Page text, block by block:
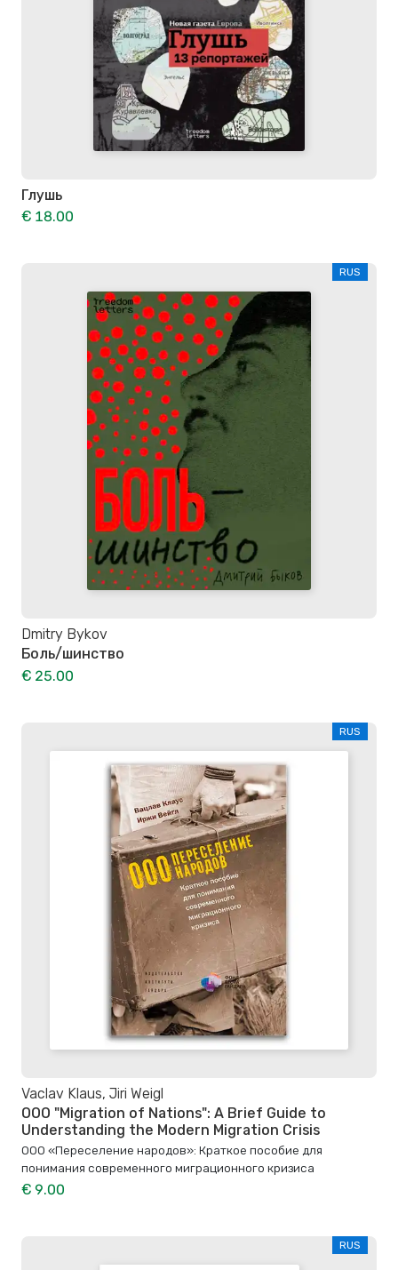
Глушь
€ 18.00
RUS
Dmitry Bykov
Боль/шинство
€ 25.00
RUS
Vaclav Klaus, Jiri Weigl
OOO "Migration of Nations": A Brief Guide to
Understanding the Modern Migration Crisis
ООО «Переселение народов»: Краткое пособие для
понимания современного миграционного кризиса
€ 9.00
RUS